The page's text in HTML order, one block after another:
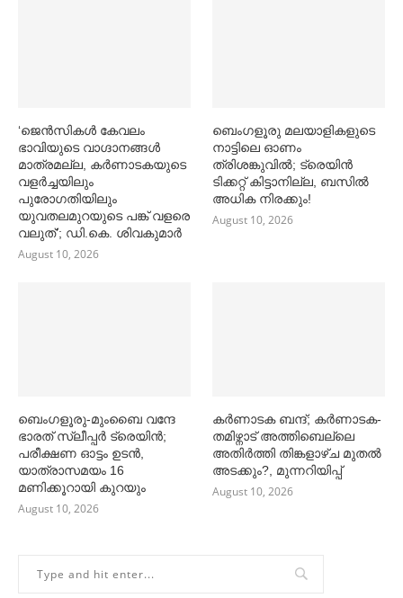
‘ജെൻസികള്‍ കേവലം
ഭാവിയുടെ വാഗ്ദാനങ്ങള്‍
മാത്രമല്ല, കര്‍ണാടകയുടെ
വളര്‍ച്ചയിലും
പുരോഗതിയിലും
യുവതലമുറയുടെ പങ്ക് വളരെ
വലുത്’; ഡി.കെ. ശിവകുമാര്‍
August 10, 2026
ബെംഗളൂരു മലയാളികളുടെ
നാട്ടിലെ ഓണം
ത്രിശങ്കുവില്‍; ട്രെയിൻ
ടിക്കറ്റ് കിട്ടാനില്ല, ബസില്‍
അധിക നിരക്കും!
August 10, 2026
ബെംഗളൂരു-മുംബൈ വന്ദേ
ഭാരത് സ്ലീപ്പര്‍ ട്രെയിൻ;
പരീക്ഷണ ഓട്ടം ഉടൻ,
യാത്രാസമയം 16
മണിക്കൂറായി കുറയും
August 10, 2026
കര്‍ണാടക ബന്ദ്; കര്‍ണാടക-
തമിഴ്നാട് അത്തിബെല്ലെ
അതിര്‍ത്തി തിങ്കളാഴ്ച മുതല്‍
അടക്കും?, മുന്നറിയിപ്പ്
August 10, 2026